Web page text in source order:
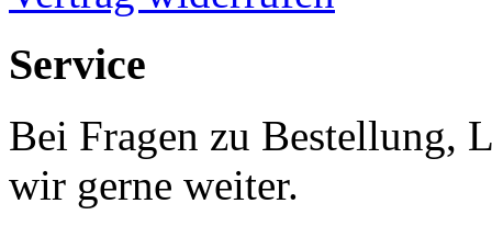
Service
Bei Fragen zu Bestellung,
wir gerne weiter.